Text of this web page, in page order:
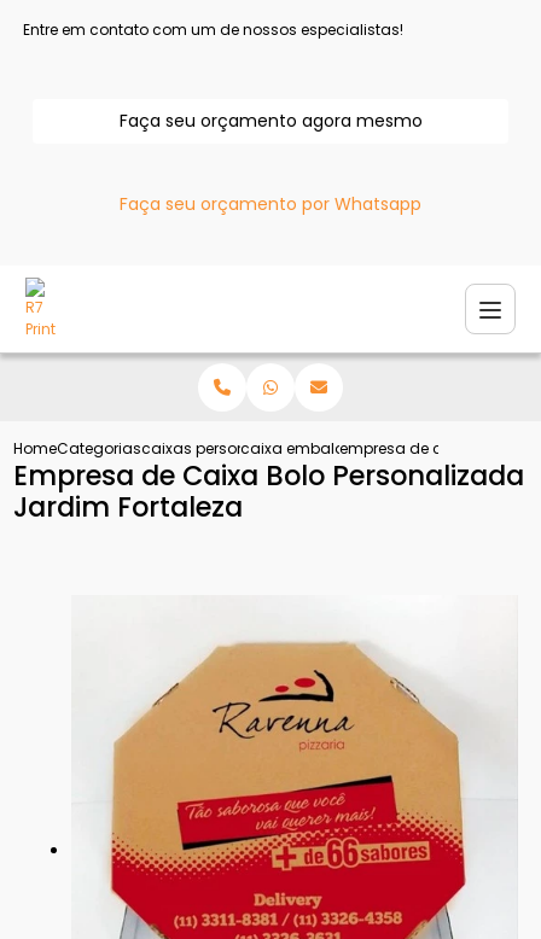
Entre em contato com um de nossos especialistas!
Faça seu orçamento agora mesmo
Faça seu orçamento por Whatsapp
HomeCategoriascaixas personalizadascaixa embalagem personalizada
empresa de caixa bolo
Empresa de Caixa Bolo Personalizada
Jardim Fortaleza